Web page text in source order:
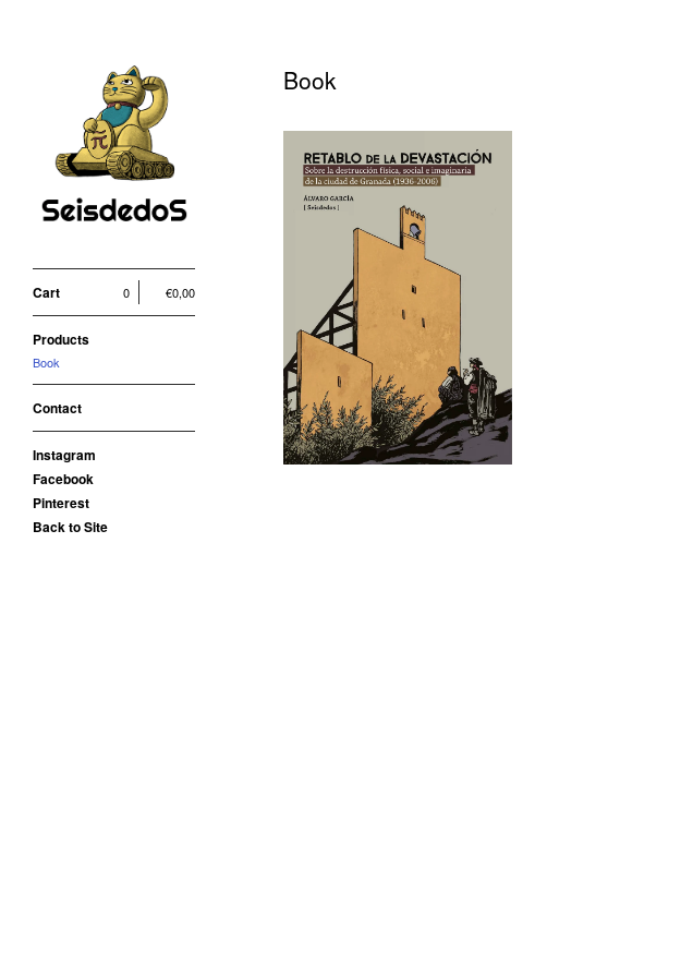
Cart 0,00
€
0
Products
Book
Contact
Instagram
Facebook
Pinterest
Back to Site
Book
Retablo de la
devastación
5,00